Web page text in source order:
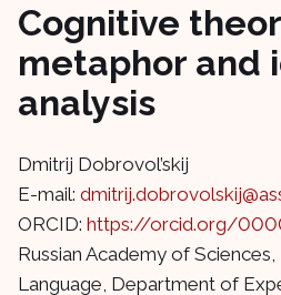
Cognitive
metaphor and
analysis
Dmitrij Dobrovol’skij
E-mail:
ORCID: https://orcid.org/
Russian Academy of
Language, Department of